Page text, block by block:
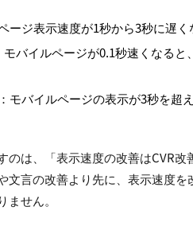
ージ表示速度が1秒から3秒に遅
モバイルページが0.1秒速くなる
：モバイルページの表示が3秒を超
のは、「表示速度の改善はCVR
文言の改善より先に、表示速度
せん。